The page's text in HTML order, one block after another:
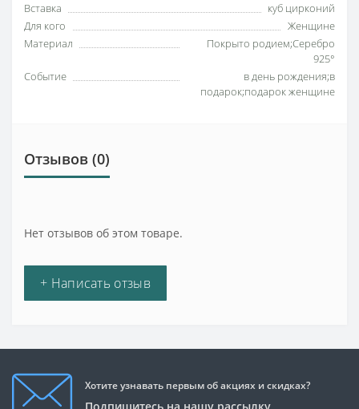
Вставка
куб цирконий
Для кого
Женщине
Материал
Покрыто родием;Серебро
925°
Событие
в день рождения;в
подарок;подарок женщине
Отзывов (0)
Нет отзывов об этом товаре.
+ Написать отзыв
Хотите узнавать первым об акциях и скидках?